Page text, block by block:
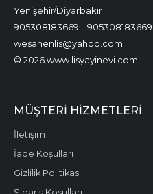
Yenişehir/Diyarbakır
905308183669
905308183669
wesanenlis@yahoo.com
© 2026 www.lisyayinevi.com
MÜŞTERI HIZMETLERI
İletişim
İade Koşulları
Gizlilik Politikası